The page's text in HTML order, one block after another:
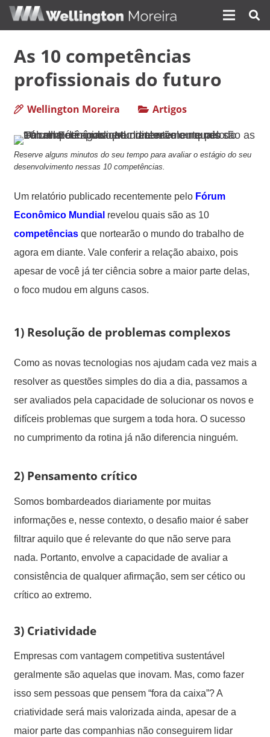
As 10 competências
profissionais do futuro
Wellington Moreira Artigos
Reserve alguns minutos do seu tempo para avaliar o estágio do seu
desenvolvimento nessas 10 competências.
Um relatório publicado recentemente pelo Fórum
Econômico Mundial revelou quais são as 10
competênciasque nortearão o mundo do trabalho de
agora em diante. Vale conferir a relação abaixo, pois
apesar de você já ter ciência sobre a maior parte delas,
o foco mudou em alguns casos.
1) Resolução de problemas complexos
Como as novas tecnologias nos ajudam cada vez mais a
resolver as questões simples do dia a dia, passamos a
ser avaliados pela capacidade de solucionar os novos e
difíceis problemas que surgem a toda hora. O sucesso
no cumprimento da rotina já não diferencia ninguém.
2) Pensamento crítico
Somos bombardeados diariamente por muitas
informações e, nesse contexto, o desafio maior é saber
filtrar aquilo que é relevante do que não serve para
nada. Portanto, envolve a capacidade de avaliar a
consistência de qualquer afirmação, sem ser cético ou
crítico ao extremo.
3) Criatividade
Empresas com vantagem competitiva sustentável
geralmente são aquelas que inovam. Mas, como fazer
isso sem pessoas que pensem “fora da caixa”? A
criatividade será mais valorizada ainda, apesar de a
maior parte das companhias não conseguirem lidar